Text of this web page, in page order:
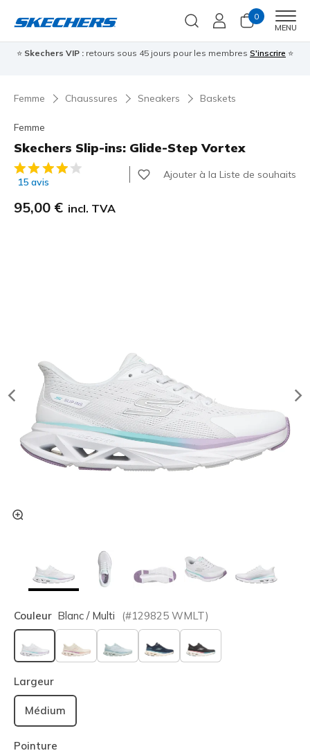
0
MENU
⭐ Skechers VIP : retours sous 45 jours pour les membres S'inscrire ⭐
Femme Chaussures Sneakers Baskets
Femme
Skechers Slip-ins: Glide-Step Vortex
Évaluation client 3,6 sur 5
15 avis
Ajouter à la Liste de souhaits
95,00 € incl. TVA
Couleur Blanc / Multi (#129825 WMLT)
sélectionné
Largeur
Médium
Pointure